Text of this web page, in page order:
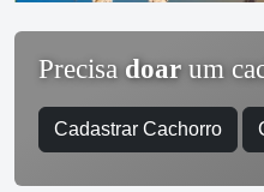
Precisa doar um
Cadastrar Cachorro